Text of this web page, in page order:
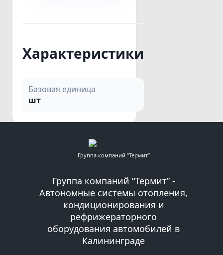
Характеристики
Базовая единица
шт
Группа компаний “Термит”
Группа компаний “Термит” -
Автономные системы отопления,
кондиционирования и
рефрижераторного
оборудования автомобилей в
Калининграде